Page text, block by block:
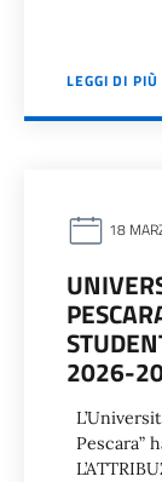
LEGGI DI PIÙ
18
2026-
Pescara”